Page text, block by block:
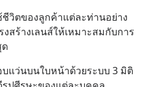
วิตของลูกค้าแต่ละท่านอย่าง
สร้างเลนส์ให้เหมาะสมกับการ
แว่นบนใบหน้าด้วยระบบ 3 มิติ